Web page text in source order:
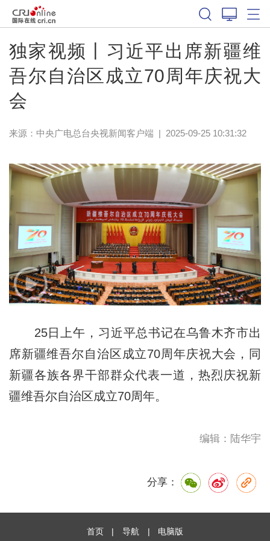
独家视频丨习近平出席新疆维
吾尔自治区成立70周年庆祝大
会
来源： 中央广电总台央视新闻客户端 | 2025-09-25 10:31:32
25日上午，习近平总书记在乌鲁木齐市出
席新疆维吾尔自治区成立70周年庆祝大会，同
新疆各族各界干部群众代表一道，热烈庆祝新
疆维吾尔自治区成立70周年。
编辑：陆华宇
分享：
首页 | 导航 | 电脑版